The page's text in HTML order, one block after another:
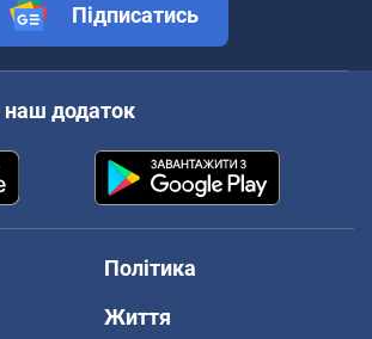
Підписатись
додаток
Політика
Життя